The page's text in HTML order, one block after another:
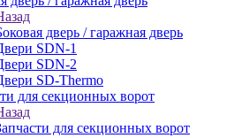
дверь / гаражная дверь
SDN-1
SDN-2
SD-Thermo
для секционных ворот
для секционных ворот